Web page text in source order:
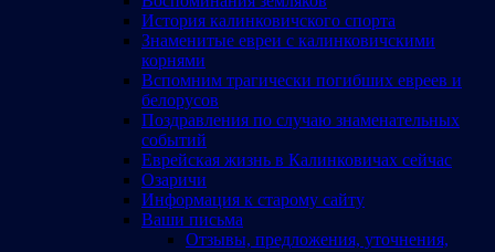
История калинковичского спорта
Знаменитые евреи с калинковичскими
корнями
Вспомним трагически погибших евреев и
белорусов
Поздравления по случаю знаменательных
событий
Еврейская жизнь в Калинковичах сейчас
Озаричи
Информация к старому сайту
Ваши письма
Отзывы, предложения, уточнения,